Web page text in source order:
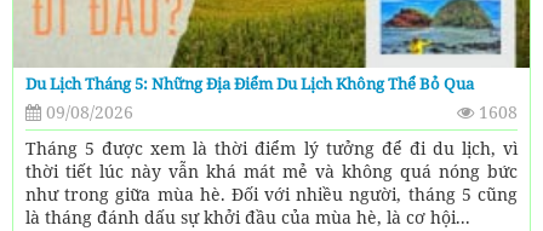
Du Lịch Tháng 5: Những Địa Điểm Du Lịch Không Thể Bỏ Qua
09/08/2026
1608
Tháng 5 được xem là thời điểm lý tưởng để đi du lịch, vì
thời tiết lúc này vẫn khá mát mẻ và không quá nóng bức
như trong giữa mùa hè. Đối với nhiều người, tháng 5 cũng
là tháng đánh dấu sự khởi đầu của mùa hè, là cơ hội...